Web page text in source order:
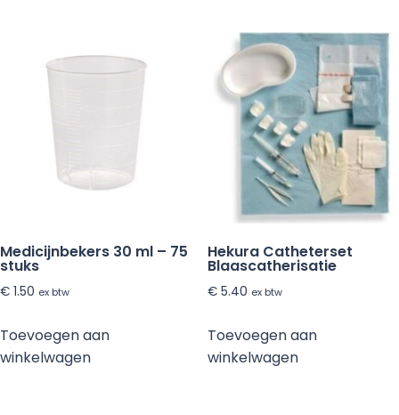
Medicijnbekers 30 ml – 75
stuks
€ 1.50 ex btw
Toevoegen aan
winkelwagen
Hekura Catheterset
Blaascatherisatie
€5.40 ex btw
Toevoegen aan
winkelwagen